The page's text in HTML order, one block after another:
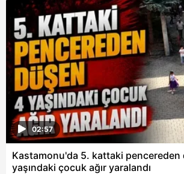
02:57
Kastamonu'da 5. kattaki pencereden
yaşındaki çocuk ağır yaralandı